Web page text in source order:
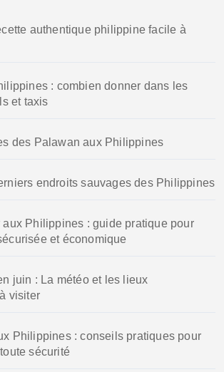
authentique philippine facile à
: combien donner dans les
et taxis
des Palawan aux Philippines
endroits sauvages des Philippines
aux Philippines : guide pratique pour
et économique
juin : La météo et les lieux
visiter
Philippines : conseils pratiques pour
sécurité